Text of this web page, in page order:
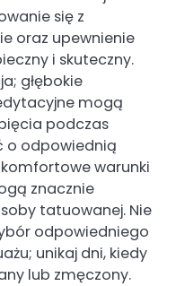
się z
oraz upewnienie
i skuteczny.
głębokie
mogą
podczas
o odpowiednią
warunki
znacznie
tatuowanej. Nie
odpowiedniego
unikaj dni, kiedy
lub zmęczony.